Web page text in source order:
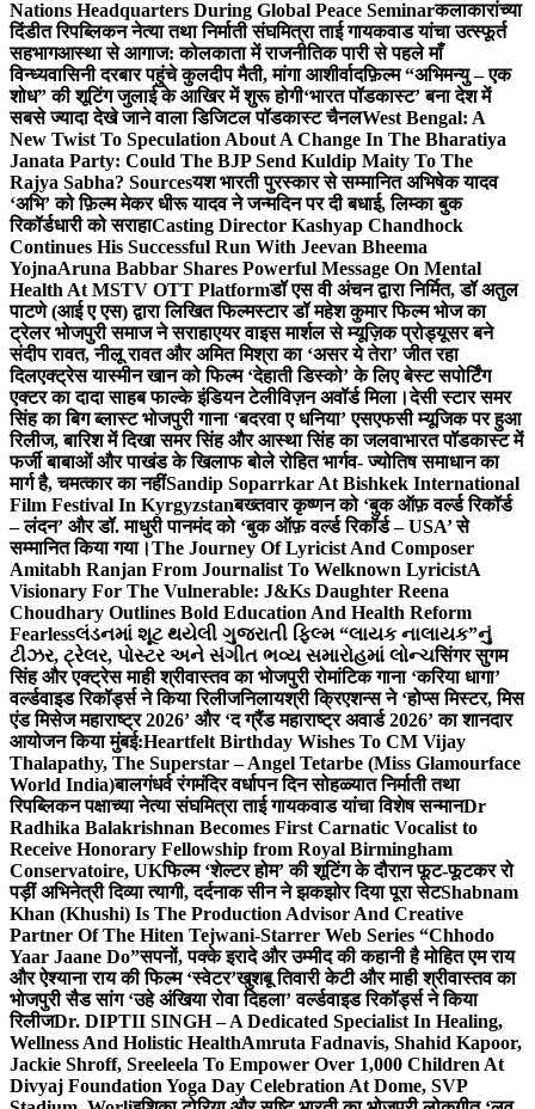
Nations Headquarters During Global Peace Seminarकलाकारांच्या
दिंडीत रिपब्लिकन नेत्या तथा निर्माती संघमित्रा ताई गायकवाड यांचा उत्स्फूर्त
सहभागआस्था से आगाज: कोलकाता में राजनीतिक पारी से पहले माँ
विन्ध्यवासिनी दरबार पहुंचे कुलदीप मैती, मांगा आशीर्वादफ़िल्म “अभिमन्यु – एक
शोध” की शूटिंग जुलाई के आखिर में शुरू होगी‘भारत पॉडकास्ट’ बना देश में
सबसे ज्यादा देखे जाने वाला डिजिटल पॉडकास्ट चैनलWest Bengal: A
New Twist To Speculation About A Change In The Bharatiya
Janata Party: Could The BJP Send Kuldip Maity To The
Rajya Sabha? Sourcesयश भारती पुरस्कार से सम्मानित अभिषेक यादव
‘अभि’ को फ़िल्म मेकर धीरू यादव ने जन्मदिन पर दी बधाई, लिम्का बुक
रिकॉर्डधारी को सराहाCasting Director Kashyap Chandhock
Continues His Successful Run With Jeevan Bheema
YojnaAruna Babbar Shares Powerful Message On Mental
Health At MSTV OTT Platformडॉ एस वी अंचन द्वारा निर्मित, डॉ अतुल
पाटणे (आई ए एस) द्वारा लिखित फिल्मस्टार डॉ महेश कुमार फिल्म भोज का
ट्रेलर भोजपुरी समाज ने सराहाएयर वाइस मार्शल से म्यूज़िक प्रोड्यूसर बने
संदीप रावत, नीलू रावत और अमित मिश्रा का ‘असर ये तेरा’ जीत रहा
दिलएक्ट्रेस यास्मीन खान को फिल्म ‘देहाती डिस्को’ के लिए बेस्ट सपोर्टिंग
एक्टर का दादा साहब फाल्के इंडियन टेलीविज़न अवॉर्ड मिला।देसी स्टार समर
सिंह का बिग ब्लास्ट भोजपुरी गाना ‘बदरवा ए धनिया’ एसएफसी म्यूजिक पर हुआ
रिलीज, बारिश में दिखा समर सिंह और आस्था सिंह का जलवाभारत पॉडकास्ट में
फर्जी बाबाओं और पाखंड के खिलाफ बोले रोहित भार्गव- ज्योतिष समाधान का
मार्ग है, चमत्कार का नहींSandip Soparrkar At Bishkek International
Film Festival In Kyrgyzstanबख्तवार कृष्णन को ‘बुक ऑफ़ वर्ल्ड रिकॉर्ड
– लंदन’ और डॉ. माधुरी पानमंद को ‘बुक ऑफ़ वर्ल्ड रिकॉर्ड – USA’ से
सम्मानित किया गया।The Journey Of Lyricist And Composer
Amitabh Ranjan From Journalist To Welknown LyricistA
Visionary For The Vulnerable: J&Ks Daughter Reena
Choudhary Outlines Bold Education And Health Reform
Fearlessલંડનમાં શૂટ થયેલી ગુજરાતી ફિલ્મ “લાયક નાલાયક”નું
ટીઝર, ટ્રેલર, પોસ્ટર અને સંગીત ભવ્ય સમારોહમાં લોન્ચसिंगर सुगम
सिंह और एक्ट्रेस माही श्रीवास्तव का भोजपुरी रोमांटिक गाना ‘करिया धागा’
वर्ल्डवाइड रिकॉर्ड्स ने किया रिलीजनिलायश्री क्रिएशन्स ने ‘होप्स मिस्टर, मिस
एंड मिसेज महाराष्ट्र 2026’ और ‘द ग्रैंड महाराष्ट्र अवार्ड 2026’ का शानदार
आयोजन किया मुंबई:Heartfelt Birthday Wishes To CM Vijay
Thalapathy, The Superstar – Angel Tetarbe (Miss Glamourface
World India)बालगंधर्व रंगमंदिर वर्धापन दिन सोहळ्यात निर्माती तथा
रिपब्लिकन पक्षाच्या नेत्या संघमित्रा ताई गायकवाड यांचा विशेष सन्मानDr
Radhika Balakrishnan Becomes First Carnatic Vocalist to
Receive Honorary Fellowship from Royal Birmingham
Conservatoire, UKफिल्म ‘शेल्टर होम’ की शूटिंग के दौरान फूट-फूटकर रो
पड़ीं अभिनेत्री दिव्या त्यागी, दर्दनाक सीन ने झकझोर दिया पूरा सेटShabnam
Khan (Khushi) Is The Production Advisor And Creative
Partner Of The Hiten Tejwani-Starrer Web Series “Chhodo
Yaar Jaane Do”सपनों, पक्के इरादे और उम्मीद की कहानी है मोहित एम राय
और ऐश्याना राय की फिल्म ‘स्वेटर’खुशबू तिवारी केटी और माही श्रीवास्तव का
भोजपुरी सैड सांग ‘उहे अंखिया रोवा दिहला’ वर्ल्डवाइड रिकॉर्ड्स ने किया
रिलीजDr. DIPTII SINGH – A Dedicated Specialist In Healing,
Wellness And Holistic HealthAmruta Fadnavis, Shahid Kapoor,
Jackie Shroff, Sreeleela To Empower Over 1,000 Children At
Divyaj Foundation Yoga Day Celebration At Dome, SVP